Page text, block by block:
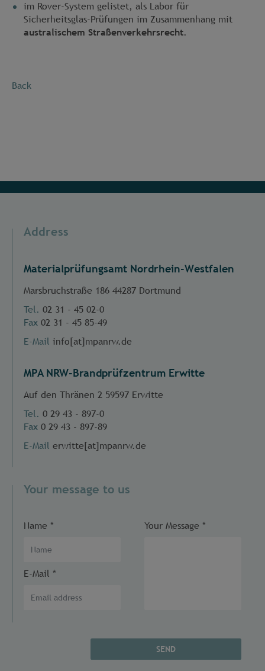
im Rover-System gelistet, als Labor für
Sicherheitsglas-Prüfungen im Zusammenhang mit
australischem Straßenverkehrsrecht.
Back
Address
Materialprüfungsamt Nordrhein-Westfalen
Marsbruchstraße 186 44287 Dortmund
Tel. 02 31 - 45 02-0
Fax 02 31 - 45 85-49
E-Mail info[at]mpanrw.de
MPA NRW-Brandprüfzentrum Erwitte
Auf den Thränen 2 59597 Erwitte
Tel. 0 29 43 - 897-0
Fax 0 29 43 - 897-89
E-Mail erwitte[at]mpanrw.de
Your message to us
Name *
E-Mail *
Your Message *
SEND